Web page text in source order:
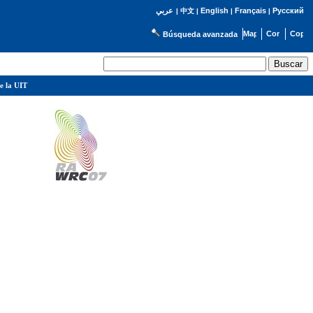
عربي | 中文| English | Français| Русский
Búsqueda avanzada
la UIT